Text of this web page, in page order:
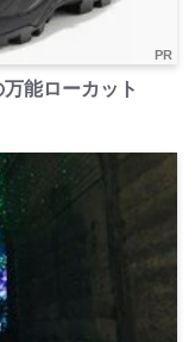
PR
能ローカット